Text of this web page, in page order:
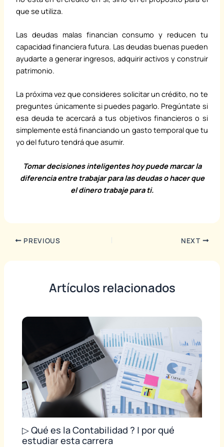
que se utiliza.
Las deudas malas financian consumo y reducen tu
capacidad financiera futura. Las deudas buenas pueden
ayudarte a generar ingresos, adquirir activos y construir
patrimonio.
La próxima vez que consideres solicitar un crédito, no te
preguntes únicamente si puedes pagarlo. Pregúntate si
esa deuda te acercará a tus objetivos financieros o si
simplemente está financiando un gasto temporal que tu
yo del futuro tendrá que asumir.
Tomar decisiones inteligentes hoy puede marcar la
diferencia entre trabajar para las deudas o hacer que
el dinero trabaje para ti.
PREVIOUS NEXT
Artículos relacionados
▷ Qué es la Contabilidad ? | por qué
estudiar esta carrera